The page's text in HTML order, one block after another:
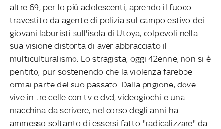
altre 69, per lo più adolescenti, aprendo il fuoco
travestito da agente di polizia sul campo estivo dei
giovani laburisti sull'isola di Utoya, colpevoli nella
sua visione distorta di aver abbracciato il
multiculturalismo. Lo stragista, oggi 42enne, non si è
pentito, pur sostenendo che la violenza farebbe
ormai parte del suo passato. Dalla prigione, dove
vive in tre celle con tv e dvd, videogiochi e una
macchina da scrivere, nel corso degli anni ha
ammesso soltanto di essersi fatto "radicalizzare" da